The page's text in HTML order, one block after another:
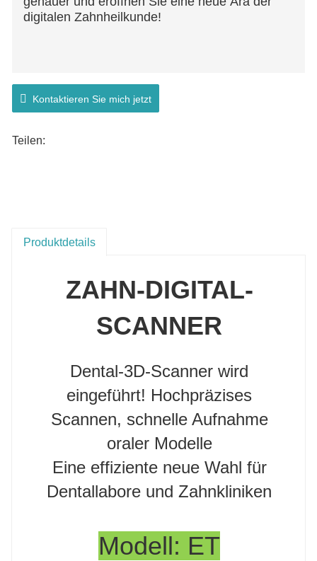
digitalen Zahnheilkunde!
Kontaktieren Sie mich jetzt
Teilen:
Produktdetails
ZAHN-DIGITAL-
SCANNER
Dental-3D-Scanner wird
eingeführt! Hochpräzises
Scannen, schnelle Aufnahme
oraler Modelle
Eine effiziente neue Wahl für
Dentallabore und Zahnkliniken
Modell: ET